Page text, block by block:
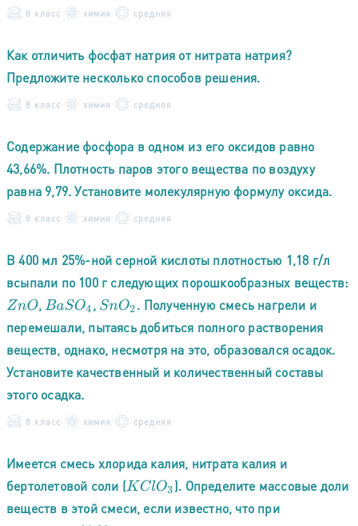
8 класс химия средняя
Как отличить фосфат натрия от нитрата натрия?
Предложите несколько способов решения.
8 класс химия средняя
Содержание фосфора в одном из его оксидов равно
43,66%. Плотность паров этого вещества по воздуху
равна 9,79. Установите молекулярную формулу оксида.
8 класс химия средняя
В 400 мл 25%-ной серной кислоты плотностью 1,18 г/л
всыпали по 100 г следующих порошкообразных веществ:
ZnO ,BaSO4 , SnO2 . Полученную смесь нагрели и
перемешали, пытаясь добиться полного растворения
веществ, однако, несмотря на это, образовался осадок.
Установите качественный и количественный составы
этого осадка.
8 класс химия средняя
Имеется смесь хлорида калия, нитрата калия и
бертолетовой соли (KClO3
). Определите массовые доли
веществ в этой смеси, если известно, что при